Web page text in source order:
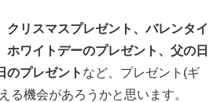
クリスマスプレゼント、バレンタイ
ホワイトデーのプレゼント、父の日
のプレゼント など、プレゼント(ギ
る機会があろうかと思います。